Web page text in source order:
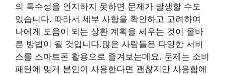
의 특수성을 인지하지 못하면 문제가 발생할 수도
있습니다. 따라서 세부 사항을 확인하고 고려하여
나에게 도움이 되는 상환 계획을 세우는 것이 올바
른 방법이 될 것입니다.많은 사람들은 다양한 서비
스를 스마트폰 활용으로 즐겨보는데요. 문제는 소비
패턴에 맞게 본인이 사용한다면 괜찮지만 사용함에